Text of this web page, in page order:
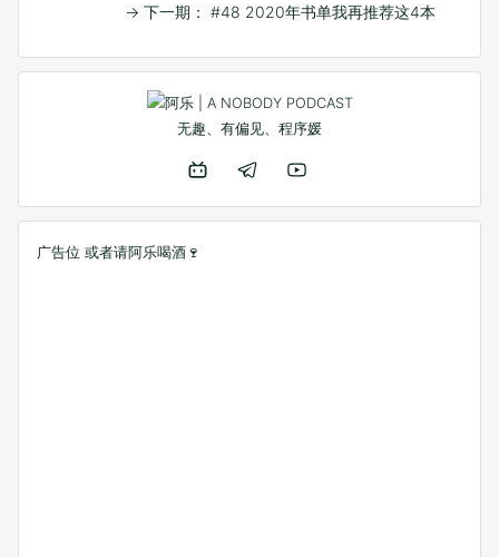
→ 下一期： #48 2020年书单我再推荐这4本
无趣、有偏见、程序媛
广告位 或者请阿乐喝酒🍷